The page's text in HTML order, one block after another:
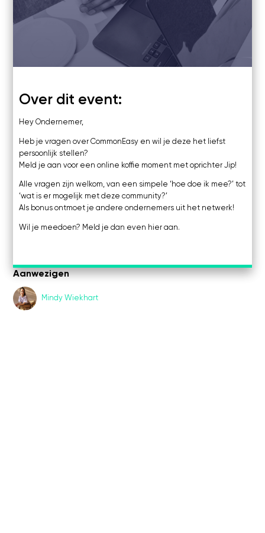
Kosten
Webinars's
Netwerk
Groepen
Facebook
Instagram
Online
Over dit event:
Hey Ondernemer,
Heb je vragen over CommonEasy en wil je deze het liefst
persoonlijk stellen?
Meld je aan voor een online koffie moment met oprichter Jip!
Alle vragen zijn welkom, van een simpele ‘hoe doe ik mee?’ tot
‘wat is er mogelijk met deze community?’
Als bonus ontmoet je andere ondernemers uit het netwerk!
Wil je meedoen? Meld je dan even hier aan.
Aanwezigen
Mindy Wiekhart